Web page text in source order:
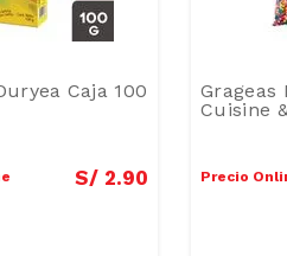
Caja 100
S/ 2.90
Cuisine
Precio